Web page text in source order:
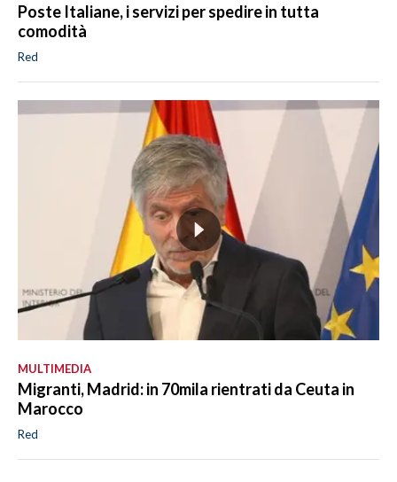
Poste Italiane, i servizi per spedire in tutta
comodità
Red
MULTIMEDIA
Migranti, Madrid: in 70mila rientrati da Ceuta in
Marocco
Red